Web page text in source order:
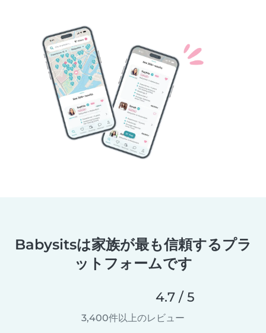
Babysitsは家族が最も信頼するプラ
ットフォームです
4.7 / 5
3,400件以上のレビュー